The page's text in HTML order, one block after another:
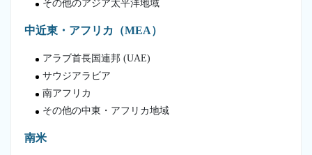
その他のアジア太平洋地域
中近東・アフリカ（MEA）
アラブ首長国連邦 (UAE)
サウジアラビア
南アフリカ
その他の中東・アフリカ地域
南米